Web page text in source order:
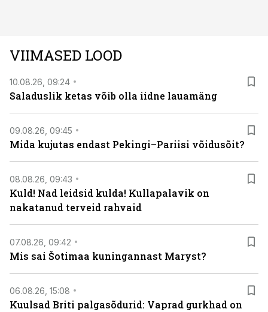
viasathistory.eu/ee
VIIMASED LOOD
10.08.26, 09:24
Saladuslik ketas võib olla iidne lauamäng
09.08.26, 09:45
Mida kujutas endast Pekingi–Pariisi võidusõit?
08.08.26, 09:43
Kuld! Nad leidsid kulda! Kullapalavik on
nakatanud terveid rahvaid
07.08.26, 09:42
Mis sai Šotimaa kuningannast Maryst?
06.08.26, 15:08
Kuulsad Briti palgasõdurid: Vaprad gurkhad on